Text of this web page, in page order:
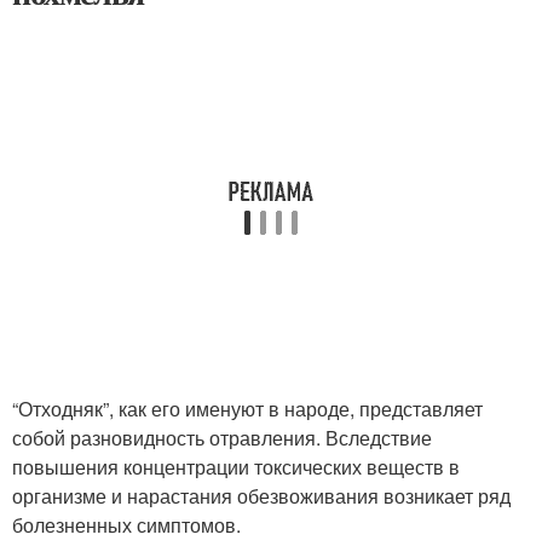
“Отходняк”, как его именуют в народе, представляет
собой разновидность отравления. Вследствие
повышения концентрации токсических веществ в
организме и нарастания обезвоживания возникает ряд
болезненных симптомов.